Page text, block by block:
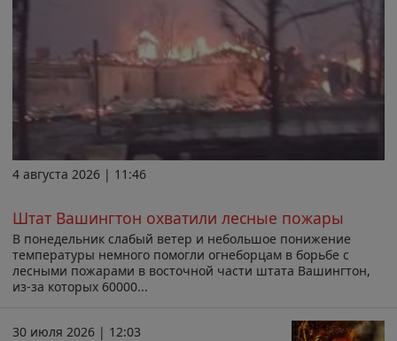
4 августа 2026 | 11:46
Штат Вашингтон охватили лесные пожары
В понедельник слабый ветер и небольшое понижение
температуры немного помогли огнеборцам в борьбе с
лесными пожарами в восточной части штата Вашингтон,
из-за которых 60000...
30 июля 2026 | 12:03